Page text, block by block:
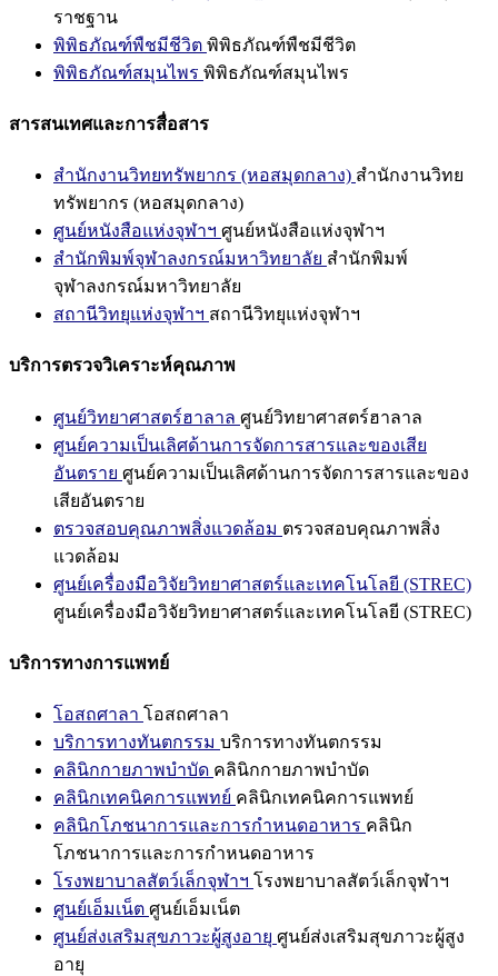
ราชฐาน
พิพิธภัณฑ์พืชมีชีวิต พิพิธภัณฑ์พืชมีชีวิต
พิพิธภัณฑ์สมุนไพร พิพิธภัณฑ์สมุนไพร
สารสนเทศและการสื่อสาร
สำนักงานวิทยทรัพยากร (หอสมุดกลาง) สำนักงานวิทย
ทรัพยากร (หอสมุดกลาง)
ศูนย์หนังสือแห่งจุฬาฯ ศูนย์หนังสือแห่งจุฬาฯ
สำนักพิมพ์จุฬาลงกรณ์มหาวิทยาลัย สำนักพิมพ์
จุฬาลงกรณ์มหาวิทยาลัย
สถานีวิทยุแห่งจุฬาฯ สถานีวิทยุแห่งจุฬาฯ
บริการตรวจวิเคราะห์คุณภาพ
ศูนย์วิทยาศาสตร์ฮาลาล ศูนย์วิทยาศาสตร์ฮาลาล
ศูนย์ความเป็นเลิศด้านการจัดการสารและของเสีย
อันตราย ศูนย์ความเป็นเลิศด้านการจัดการสารและของ
เสียอันตราย
ตรวจสอบคุณภาพสิ่งแวดล้อม ตรวจสอบคุณภาพสิ่ง
แวดล้อม
ศูนย์เครื่องมือวิจัยวิทยาศาสตร์และเทคโนโลยี (STREC)
ศูนย์เครื่องมือวิจัยวิทยาศาสตร์และเทคโนโลยี (STREC)
บริการทางการแพทย์
โอสถศาลา โอสถศาลา
บริการทางทันตกรรม บริการทางทันตกรรม
คลินิกกายภาพบำบัด คลินิกกายภาพบำบัด
คลินิกเทคนิคการแพทย์ คลินิกเทคนิคการแพทย์
คลินิกโภชนาการและการกำหนดอาหาร คลินิก
โภชนาการและการกำหนดอาหาร
โรงพยาบาลสัตว์เล็กจุฬาฯ โรงพยาบาลสัตว์เล็กจุฬาฯ
ศูนย์เอ็มเน็ต ศูนย์เอ็มเน็ต
ศูนย์ส่งเสริมสุขภาวะผู้สูงอายุ ศูนย์ส่งเสริมสุขภาวะผู้สูง
อายุ